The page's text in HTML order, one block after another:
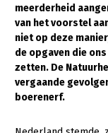
Thema’s
Gezonde
Gezonde dieren
Natuur, klimaat
Bodem en water
meerderheid
van het voorstel
niet op deze
de opgaven die
zetten. De
vergaande
boerenerf.